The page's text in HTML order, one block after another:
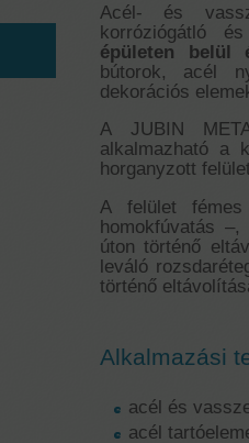
Acél- és
korróziógátló
épületen belül
bútorok, acél
dekorációs
A JUBIN
alkalmazható a
horganyzott
A felület
homokfúvatás
úton történő
leváló
történő
Alkalmazási
acél és
acél